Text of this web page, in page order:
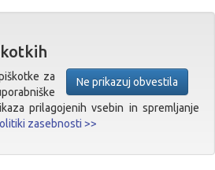
Ne prikazuj obvestila
za
prilagojenih vsebin in spremljanje
zasebnosti >>